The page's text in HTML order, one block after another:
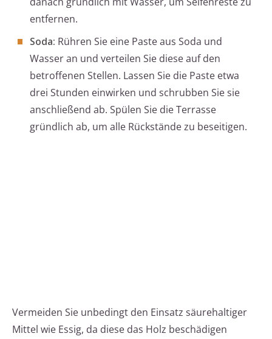
entfernen.
Soda: Rühren Sie eine Paste aus Soda und
Wasser an und verteilen Sie diese auf den
betroffenen Stellen. Lassen Sie die Paste etwa
drei Stunden einwirken und schrubben Sie sie
anschließend ab. Spülen Sie die Terrasse
gründlich ab, um alle Rückstände zu beseitigen.
Vermeiden Sie unbedingt den Einsatz säurehaltiger
Mittel wie Essig, da diese das Holz beschädigen